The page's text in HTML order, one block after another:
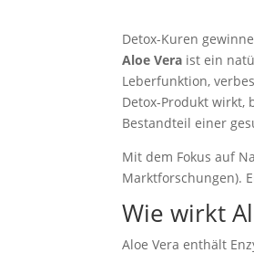
Detox-Kuren
Aloe Vera ist ein
Leberfunktion,
Detox-Produkt
Bestandteil einer
Mit dem Fokus auf
Marktforschungen).
Wie wirkt
Aloe Vera enthält